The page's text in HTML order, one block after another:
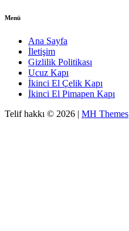
Menü
Ana Sayfa
İletişim
Gizlilik Politikası
Ucuz Kapı
İkinci El Çelik Kapı
İkinci El Pimapen Kapı
Telif hakkı © 2026 | MH Themes